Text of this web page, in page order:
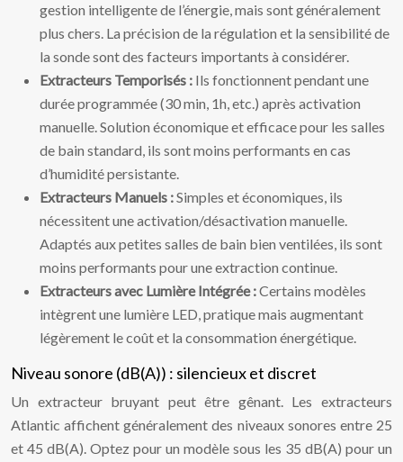
gestion intelligente de l’énergie, mais sont généralement
plus chers. La précision de la régulation et la sensibilité de
la sonde sont des facteurs importants à considérer.
Extracteurs Temporisés : Ils fonctionnent pendant une
durée programmée (30 min, 1h, etc.) après activation
manuelle. Solution économique et efficace pour les salles
de bain standard, ils sont moins performants en cas
d’humidité persistante.
Extracteurs Manuels :Simples et économiques, ils
nécessitent une activation/désactivation manuelle.
Adaptés aux petites salles de bain bien ventilées, ils sont
moins performants pour une extraction continue.
Extracteurs avec Lumière Intégrée :Certains modèles
intègrent une lumière LED, pratique mais augmentant
légèrement le coût et la consommation énergétique.
Niveau sonore (dB(A)) : silencieux et discret
Un extracteur bruyant peut être gênant. Les extracteurs
Atlantic affichent généralement des niveaux sonores entre 25
et 45 dB(A). Optez pour un modèle sous les 35 dB(A) pour un